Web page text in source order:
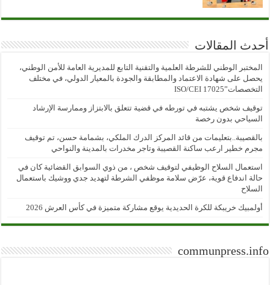
أحدث المقالات
المختبر الوطني للشرطة العلمية والتقنية التابع للمديرية العامة للأمن الوطني،
يحصل على شهادة الاعتماد والمطابقة والجودة بالمعيار الدولي، في مختلف
التخصصات”ISO/CEI 17025
توقيف شخص يشتبه في تورطه في قضية تتعلق بالابتزاز وممارسة الإرشاد
السياحي بدون رخصة
بالقصيبة..بتعليمات من قائد المركز الدرك الملكي، بشمامة حسن، تم توقيف
مجرم خطير ارعب ساكنة القصيبة وتاجر مخدرات بالمدينة والنواحي
استعمال السلاح الوظيفي لتوقيف شخص ، من ذوي السوابق القضائية كان في
حالة اندفاع قوية، عرّض سلامة موظفي الشرطة لتهديد جدي ووشيك باستعمال
السلاح
أولمبيك خريبكة للكرة الحديدية يوقع مشاركة متميزة في كأس العرش 2026
communpress.info